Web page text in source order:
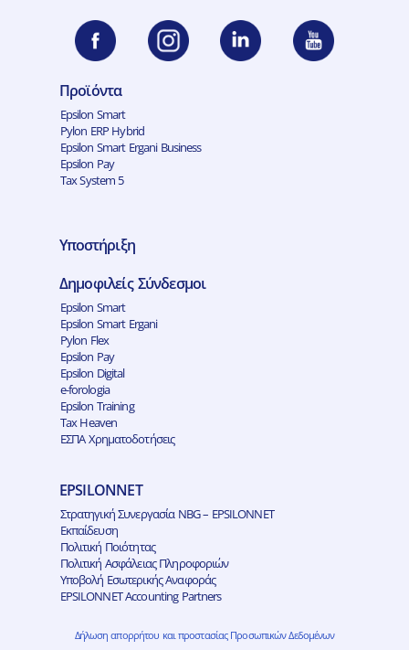
Προϊόντα
Epsilon Smart
Pylon ERP Hybrid
Epsilon Smart Ergani Business
Epsilon Pay
Tax System 5
Υποστήριξη
Δημοφιλείς Σύνδεσμοι
Epsilon Smart
Epsilon Smart Ergani
Pylon Flex
Epsilon Pay
Epsilon Digital
e-forologia
Epsilon Training
Tax Heaven
ΕΣΠΑ Χρηματοδοτήσεις
EPSILONNET
Στρατηγική Συνεργασία NBG – EPSILONNET
Εκπαίδευση
Πολιτική Ποιότητας
Πολιτική Ασφάλειας Πληροφοριών
Υποβολή Εσωτερικής Αναφοράς
EPSILONNET Accounting Partners
Δήλωση απορρήτου και προστασίας Προσωπικών Δεδομένων